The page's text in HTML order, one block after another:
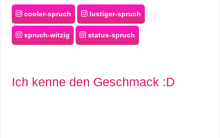
cooler-spruch lustiger-spruch
spruch-witzig status-spruch
Ich kenne den Geschmack :D